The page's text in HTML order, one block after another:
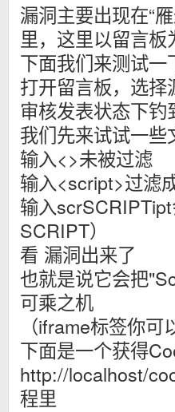
漏洞主要出现在“
里，这里以留言板
下面我们来测试一
打开留言板，选
审核发表状态下
我们先来试试一些
输入<>未被过滤
输入<script>过滤
输入
SCRIPT）
看 漏洞出来了
也就是说它会把
可乘之机
（iframe标签你可
下面是一个获得
http://localhost/
程里